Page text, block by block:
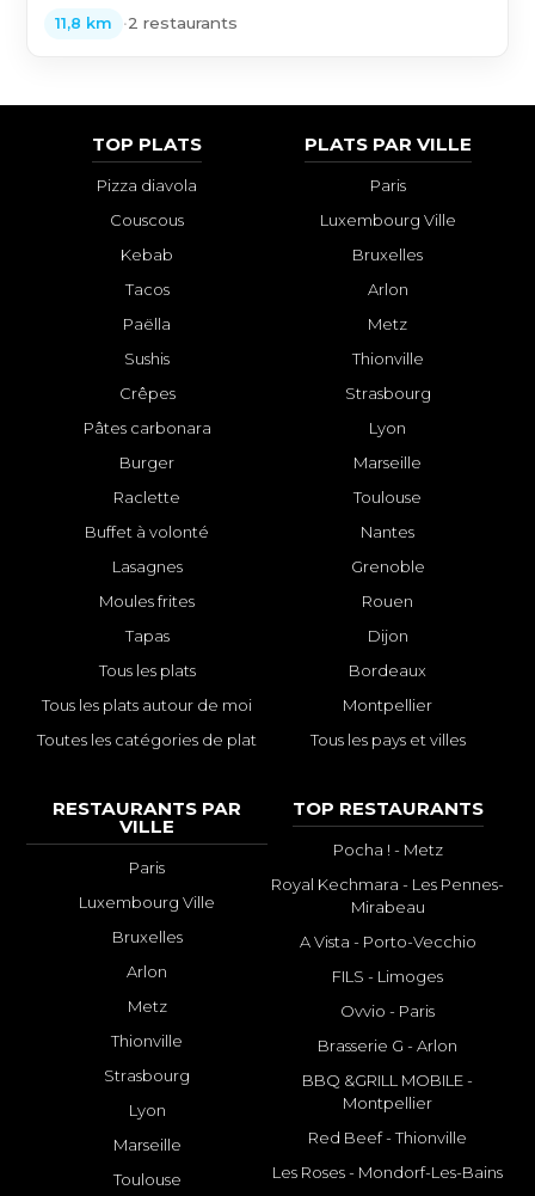
11,8 km •2 restaurants
TOP PLATS
Pizza diavola
Couscous
Kebab
Tacos
Paëlla
Sushis
Crêpes
Pâtes carbonara
Burger
Raclette
Buffet à volonté
Lasagnes
Moules frites
Tapas
Tous les plats
Tous les plats autour de moi
Toutes les catégories de plat
PLATS PAR VILLE
Paris
Luxembourg Ville
Bruxelles
Arlon
Metz
Thionville
Strasbourg
Lyon
Marseille
Toulouse
Nantes
Grenoble
Rouen
Dijon
Bordeaux
Montpellier
Tous les pays et villes
RESTAURANTS PAR
VILLE
Paris
Luxembourg Ville
Bruxelles
Arlon
Metz
Thionville
Strasbourg
Lyon
Marseille
Toulouse
TOP RESTAURANTS
Pocha ! - Metz
Royal Kechmara - Les Pennes-
Mirabeau
A Vista - Porto-Vecchio
FILS - Limoges
Ovvio - Paris
Brasserie G - Arlon
BBQ &GRILL MOBILE -
Montpellier
Red Beef - Thionville
Les Roses - Mondorf-Les-Bains